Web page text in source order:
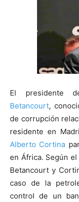
El presidente
Betancourt,
de corrupción
residente en
Alberto Cortina
en África. Según
Betancourt y
caso de la
control de un